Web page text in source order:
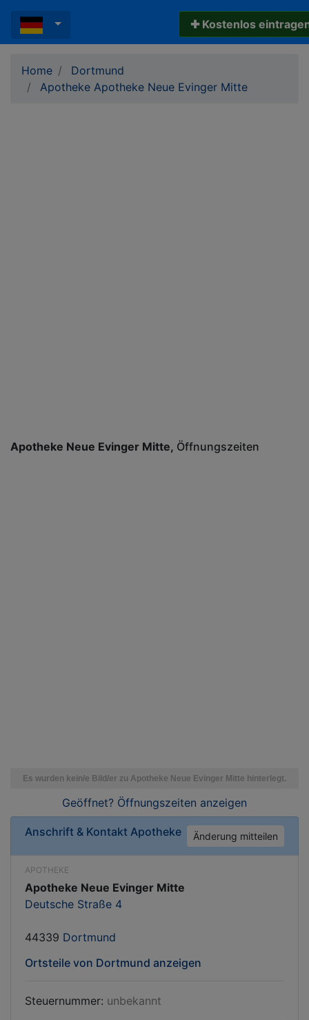
✚ Kostenlos
Home
Dortmund
Apotheke Apotheke Neue Evinger Mitte
Apotheke Neue Evinger Mitte Öffnungszeiten
Geöffnet? Öffnungszeiten anzeigen
Anschrift & Kontakt Apotheke Änderung mitteilen
APOTHEKE
Apotheke Neue Evinger Mitte
Deutsche Straße 4
44339 Dortmund
Ortsteile von Dortmund anzeigen
Steuernummer: unbekannt